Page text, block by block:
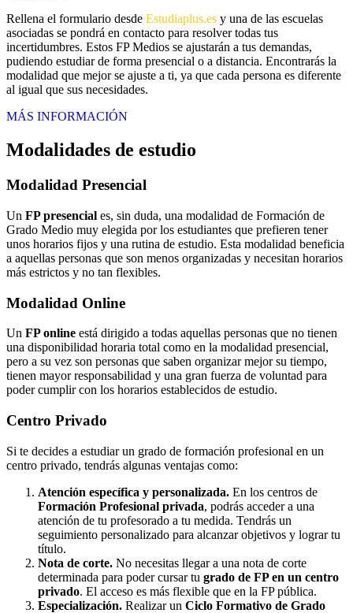
Rellena el formulario desde Estudiaplus.es y una de las escuelas
asociadas se pondrá en contacto para resolver todas tus
incertidumbres. Estos FP Medios se ajustarán a tus demandas,
pudiendo estudiar de forma presencial o a distancia. Encontrarás la
modalidad que mejor se ajuste a ti, ya que cada persona es diferente
al igual que sus necesidades.
MÁS INFORMACIÓN
Modalidades de estudio
Modalidad Presencial
Un FP presencial es, sin duda, una modalidad de Formación de
Grado Medio muy elegida por los estudiantes que prefieren tener
unos horarios fijos y una rutina de estudio. Esta modalidad beneficia
a aquellas personas que son menos organizadas y necesitan horarios
más estrictos y no tan flexibles.
Modalidad Online
Un FP online está dirigido a todas aquellas personas que no tienen
una disponibilidad horaria total como en la modalidad presencial,
pero a su vez son personas que saben organizar mejor su tiempo,
tienen mayor responsabilidad y una gran fuerza de voluntad para
poder cumplir con los horarios establecidos de estudio.
Centro Privado
Si te decides a estudiar un grado de formación profesional en un
centro privado, tendrás algunas ventajas como:
Atención específica y personalizada. En los centros de
Formación Profesional privada, podrás acceder a una
atención de tu profesorado a tu medida. Tendrás un
seguimiento personalizado para alcanzar objetivos y lograr tu
título.
Nota de corte. No necesitas llegar a una nota de corte
determinada para poder cursar tu grado de FP en un centro
privado. El acceso es más flexible que en la FP pública.
Especialización. Realizar un Ciclo Formativo de Grado